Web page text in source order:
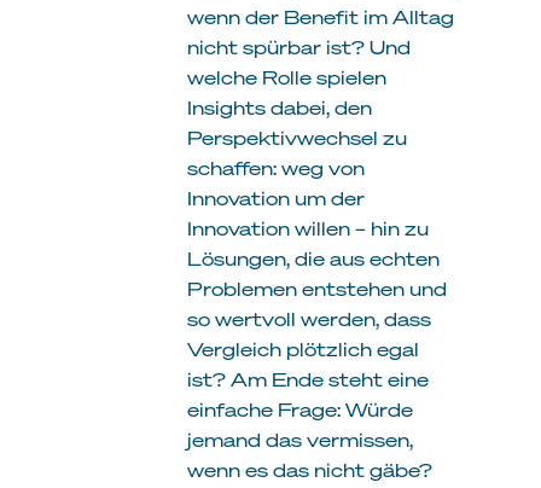
wenn der Benefit im Alltag
nicht spürbar ist? Und
welche Rolle spielen
Insights dabei, den
Perspektivwechsel zu
schaffen: weg von
Innovation um der
Innovation willen – hin zu
Lösungen, die aus echten
Problemen entstehen und
so wertvoll werden, dass
Vergleich plötzlich egal
ist? Am Ende steht eine
einfache Frage: Würde
jemand das vermissen,
wenn es das nicht gäbe?